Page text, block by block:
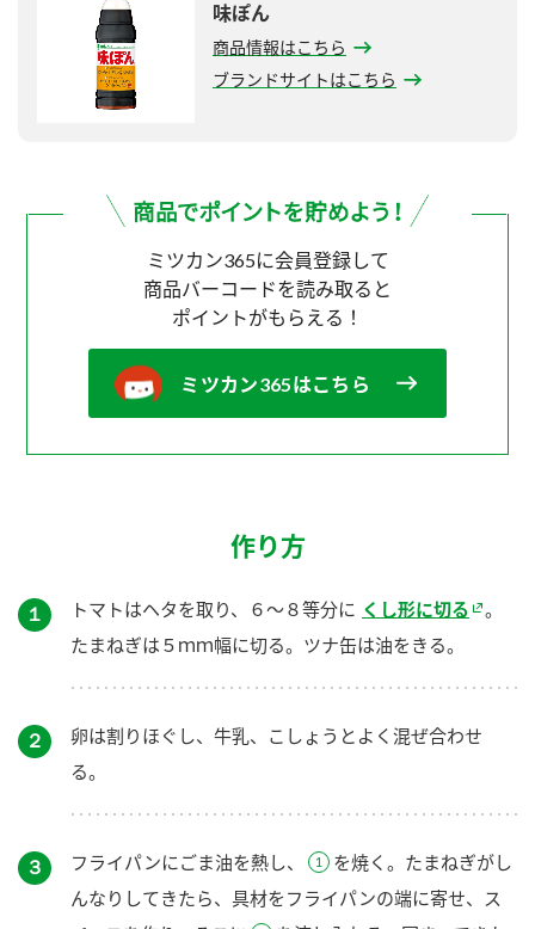
味ぽん
商品情報はこちら
ブランドサイトはこちら
ミツカン365に会員登録して
商品バーコードを読み取ると
ポイントがもらえる！
ミツカン365はこちら
作り方
１ トマトはヘタを取り、６～８等分に くし形に切る
。
たまねぎは５ｍｍ幅に切る。ツナ缶は油をきる。
２
卵は割りほぐし、牛乳、こしょうとよく混ぜ合わせ
る。
３ フライパンにごま油を熱し、
を焼く。たまねぎがし
んなりしてきたら、具材をフライパンの端に寄せ、ス